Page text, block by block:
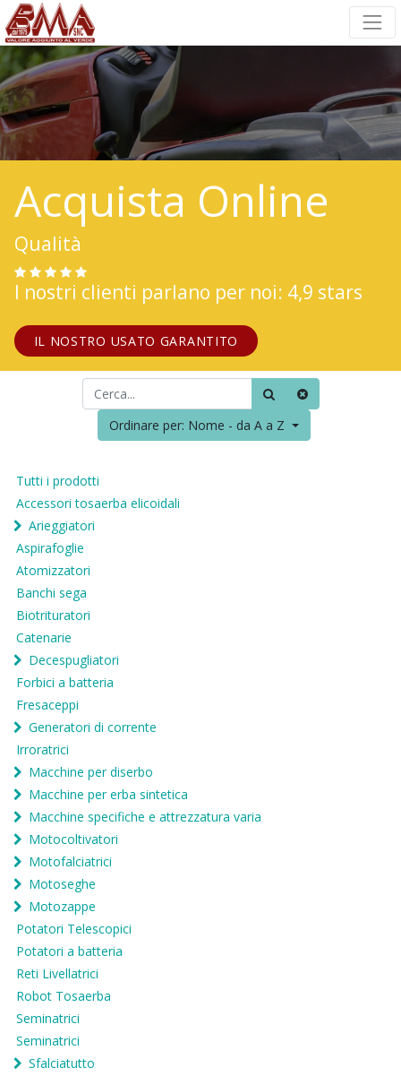
Acquista Online
Qualità
I nostri clienti parlano per noi: 4,9 stars
IL NOSTRO USATO GARANTITO
Ordinare per: Nome - da A a Z
Tutti i prodotti
Accessori tosaerba elicoidali
Arieggiatori
Aspirafoglie
Atomizzatori
Banchi sega
Biotrituratori
Catenarie
Decespugliatori
Forbici a batteria
Fresaceppi
Generatori di corrente
Irroratrici
Macchine per diserbo
Macchine per erba sintetica
Macchine specifiche e attrezzatura varia
Motocoltivatori
Motofalciatrici
Motoseghe
Motozappe
Potatori Telescopici
Potatori a batteria
Reti Livellatrici
Robot Tosaerba
Seminatrici
Seminatrici
Sfalciatutto